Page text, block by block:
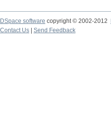
DSpace software copyright © 2002-2012
Contact Us
Send Feedback